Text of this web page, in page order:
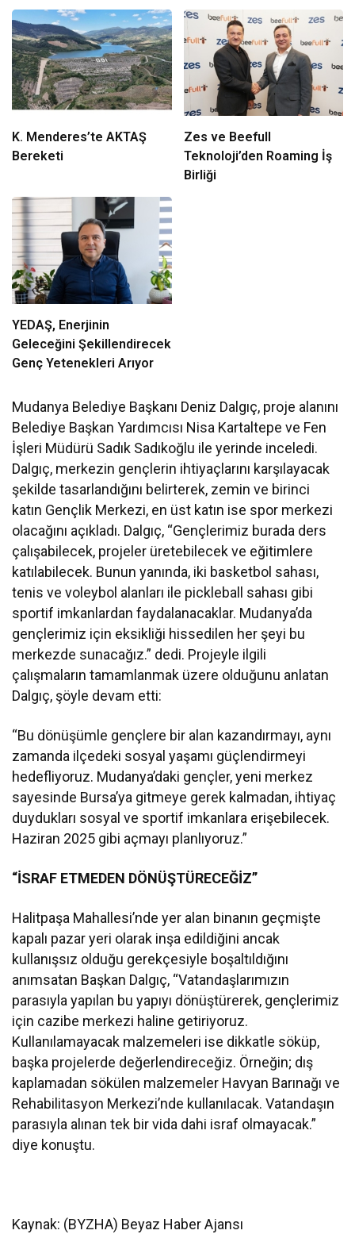
K. Menderes’te AKTAŞ
Bereketi
Zes ve Beefull
Teknoloji’den Roaming İş
Birliği
YEDAŞ, Enerjinin
Geleceğini Şekillendirecek
Genç Yetenekleri Arıyor
Mudanya Belediye Başkanı Deniz Dalgıç, proje alanını
Belediye Başkan Yardımcısı Nisa Kartaltepe ve Fen
İşleri Müdürü Sadık Sadıkoğlu ile yerinde inceledi.
Dalgıç, merkezin gençlerin ihtiyaçlarını karşılayacak
şekilde tasarlandığını belirterek, zemin ve birinci
katın Gençlik Merkezi, en üst katın ise spor merkezi
olacağını açıkladı. Dalgıç, “Gençlerimiz burada ders
çalışabilecek, projeler üretebilecek ve eğitimlere
katılabilecek. Bunun yanında, iki basketbol sahası,
tenis ve voleybol alanları ile pickleball sahası gibi
sportif imkanlardan faydalanacaklar. Mudanya’da
gençlerimiz için eksikliği hissedilen her şeyi bu
merkezde sunacağız.” dedi. Projeyle ilgili
çalışmaların tamamlanmak üzere olduğunu anlatan
Dalgıç, şöyle devam etti:
“Bu dönüşümle gençlere bir alan kazandırmayı, aynı
zamanda ilçedeki sosyal yaşamı güçlendirmeyi
hedefliyoruz. Mudanya’daki gençler, yeni merkez
sayesinde Bursa’ya gitmeye gerek kalmadan, ihtiyaç
duydukları sosyal ve sportif imkanlara erişebilecek.
Haziran 2025 gibi açmayı planlıyoruz.”
“İSRAF ETMEDEN DÖNÜŞTÜRECEĞİZ”
Halitpaşa Mahallesi’nde yer alan binanın geçmişte
kapalı pazar yeri olarak inşa edildiğini ancak
kullanışsız olduğu gerekçesiyle boşaltıldığını
anımsatan Başkan Dalgıç, “Vatandaşlarımızın
parasıyla yapılan bu yapıyı dönüştürerek, gençlerimiz
için cazibe merkezi haline getiriyoruz.
Kullanılamayacak malzemeleri ise dikkatle söküp,
başka projelerde değerlendireceğiz. Örneğin; dış
kaplamadan sökülen malzemeler Havyan Barınağı ve
Rehabilitasyon Merkezi’nde kullanılacak. Vatandaşın
parasıyla alınan tek bir vida dahi israf olmayacak.”
diye konuştu.
Kaynak: (BYZHA) Beyaz Haber Ajansı